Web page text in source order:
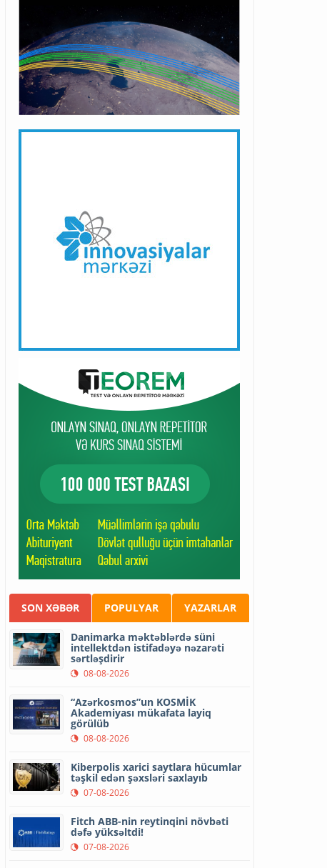
SON XƏBƏR POPULYAR YAZARLAR
Danimarka məktəblərdə süni
intellektdən istifadəyə nəzarəti
sərtləşdirir
08-08-2026
“Azərkosmos”un KOSMİK
Akademiyası mükafata layiq
görülüb
08-08-2026
Kiberpolis xarici saytlara hücumlar
təşkil edən şəxsləri saxlayıb
07-08-2026
Fitch ABB-nin reytinqini növbəti
dəfə yüksəltdi!
07-08-2026